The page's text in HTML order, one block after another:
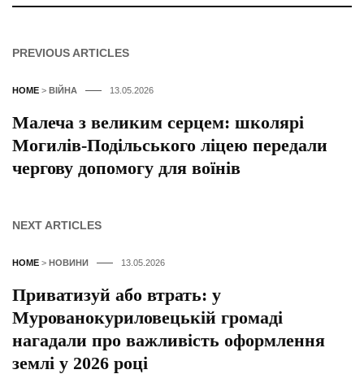
PREVIOUS ARTICLES
HOME > ВІЙНА 13.05.2026
Малеча з великим серцем: школярі
Могилів-Подільського ліцею передали
чергову допомогу для воїнів
NEXT ARTICLES
HOME > НОВИНИ 13.05.2026
Приватизуй або втрать: у
Мурованокуриловецькій громаді
нагадали про важливість оформлення
землі у 2026 році